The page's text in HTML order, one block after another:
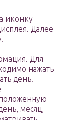
иконку
Далее
Для
нажать
день.
месяц,